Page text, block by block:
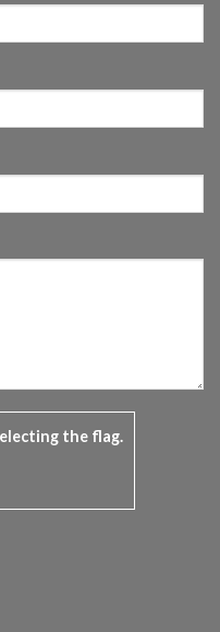
the flag.